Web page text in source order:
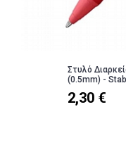
Στυλό
(0.5mm) -
2,30 €